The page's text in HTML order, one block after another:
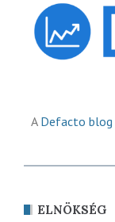
A Defacto blog
ELNÖKSÉG